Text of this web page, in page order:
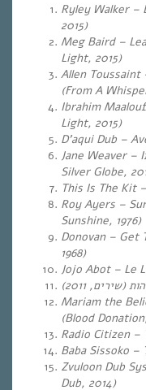
Ryley Walker –
2015)
Meg Baird –
Light, 2015)
Allen Toussaint
(From A
Ibrahim
Light, 2015)
D’aqui Dub –
Jane Weaver –
Silver Globe,
This Is The Kit
Roy Ayers –
Sunshine, 1976)
Donovan – Get
1968)
Jojo Abot – Le
(שירים, 2011
)
Mariam the
(Blood
Radio Citizen –
Baba Sissoko –
Zvuloon Dub
Dub, 2014)